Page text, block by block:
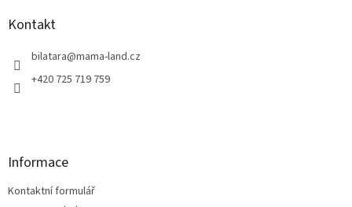
Kontakt
bilatara@mama-land.cz
+420 725 719 759
Informace
Kontaktní formulář